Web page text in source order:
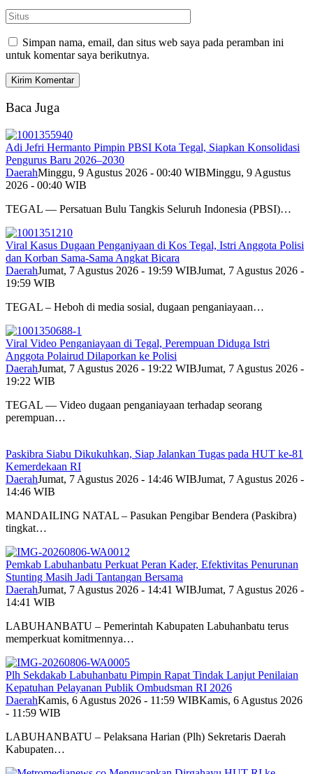
Simpan nama, email, dan situs web saya pada peramban ini
untuk komentar saya berikutnya.
Baca Juga
Adi Jefri Hermanto Pimpin PBSI Kota Tegal, Siapkan Konsolidasi
Pengurus Baru 2026–2030
DaerahMinggu, 9 Agustus 2026 - 00:40 WIBMinggu, 9 Agustus
2026 - 00:40 WIB
TEGAL — Persatuan Bulu Tangkis Seluruh Indonesia (PBSI)…
Viral Kasus Dugaan Penganiyaan di Kos Tegal, Istri Anggota Polisi
dan Korban Sama-Sama Angkat Bicara
DaerahJumat, 7 Agustus 2026 - 19:59 WIBJumat, 7 Agustus 2026 -
19:59 WIB
TEGAL – Heboh di media sosial, dugaan penganiayaan…
Viral Video Penganiayaan di Tegal, Perempuan Diduga Istri
Anggota Polairud Dilaporkan ke Polisi
DaerahJumat, 7 Agustus 2026 - 19:22 WIBJumat, 7 Agustus 2026 -
19:22 WIB
TEGAL — Video dugaan penganiayaan terhadap seorang
perempuan…
Paskibra Siabu Dikukuhkan, Siap Jalankan Tugas pada HUT ke-81
Kemerdekaan RI
DaerahJumat, 7 Agustus 2026 - 14:46 WIBJumat, 7 Agustus 2026 -
14:46 WIB
MANDAILING NATAL – Pasukan Pengibar Bendera (Paskibra)
tingkat…
Pemkab Labuhanbatu Perkuat Peran Kader, Efektivitas Penurunan
Stunting Masih Jadi Tantangan Bersama
DaerahJumat, 7 Agustus 2026 - 14:41 WIBJumat, 7 Agustus 2026 -
14:41 WIB
LABUHANBATU – Pemerintah Kabupaten Labuhanbatu terus
memperkuat komitmennya…
Plh Sekdakab Labuhanbatu Pimpin Rapat Tindak Lanjut Penilaian
Kepatuhan Pelayanan Publik Ombudsman RI 2026
DaerahKamis, 6 Agustus 2026 - 11:59 WIBKamis, 6 Agustus 2026
- 11:59 WIB
LABUHANBATU – Pelaksana Harian (Plh) Sekretaris Daerah
Kabupaten…